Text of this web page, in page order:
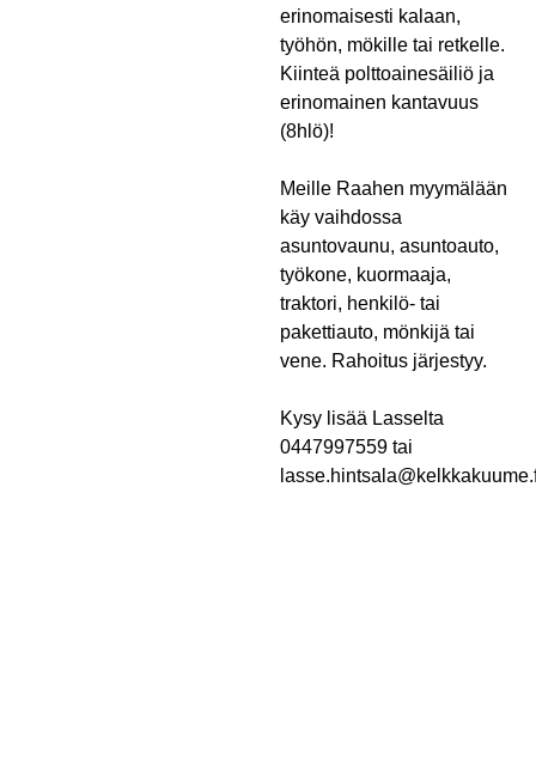
erinomaisesti kalaan,
työhön, mökille tai retkelle.
Kiinteä polttoainesäiliö ja
erinomainen kantavuus
(8hlö)!
Meille Raahen myymälään
käy vaihdossa
asuntovaunu, asuntoauto,
työkone, kuormaaja,
traktori, henkilö- tai
pakettiauto, mönkijä tai
vene. Rahoitus järjestyy.
Kysy lisää Lasselta
0447997559 tai